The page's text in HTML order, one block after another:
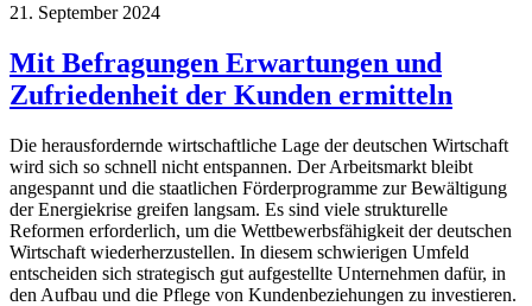
21. September 2024
Mit Befragungen Erwartungen und
Zufriedenheit der Kunden ermitteln
Die herausfordernde wirtschaftliche Lage der deutschen Wirtschaft
wird sich so schnell nicht entspannen. Der Arbeitsmarkt bleibt
angespannt und die staatlichen Förderprogramme zur Bewältigung
der Energiekrise greifen langsam. Es sind viele strukturelle
Reformen erforderlich, um die Wettbewerbsfähigkeit der deutschen
Wirtschaft wiederherzustellen. In diesem schwierigen Umfeld
entscheiden sich strategisch gut aufgestellte Unternehmen dafür, in
den Aufbau und die Pflege von Kundenbeziehungen zu investieren.